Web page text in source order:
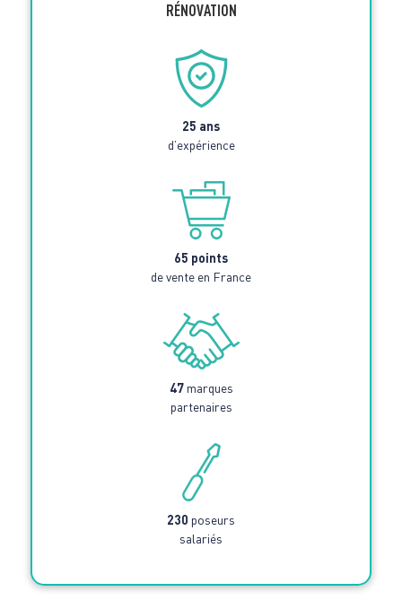
RÉNOVATION
25 ans
d’expérience
65 points
de vente en France
47marques
partenaires
230 poseurs
salariés